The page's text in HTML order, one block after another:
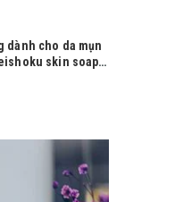
dành cho da mụn
skin soap
Nam Meishoku
Medicated Skin
Men 90ml